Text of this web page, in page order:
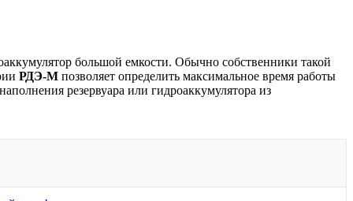
большой емкости. Обычно собственники такой
РДЭ-М позволяет определить максимальное время работы
резервуара или гидроаккумулятора из